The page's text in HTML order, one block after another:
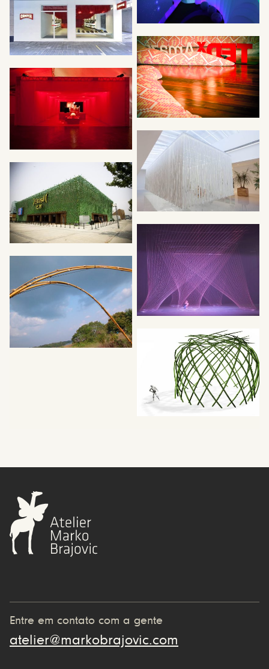
Entre em contato com a gente
atelier@markobrajovic.com